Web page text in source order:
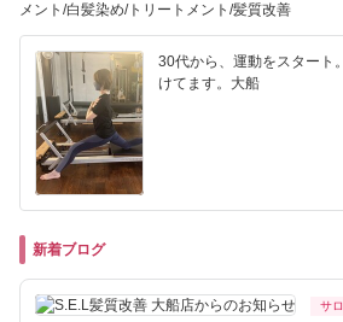
メント/白髪染め/トリートメント/髪質改善
30代から、運動をスタート
けてます。大船
新着ブログ
サ